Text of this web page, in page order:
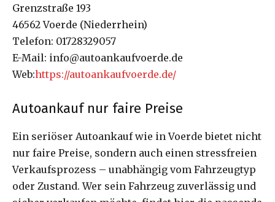
Grenzstraße 193
46562 Voerde (Niederrhein)
Telefon: 01728329057
E-Mail: info@autoankaufvoerde.de
Web:https://autoankaufvoerde.de/
Autoankauf nur faire Preise
Ein seriöser Autoankauf wie in Voerde bietet nicht
nur faire Preise, sondern auch einen stressfreien
Verkaufsprozess – unabhängig vom Fahrzeugtyp
oder Zustand. Wer sein Fahrzeug zuverlässig und